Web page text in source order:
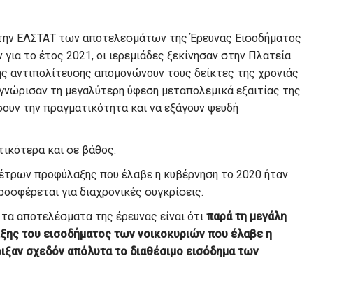
ΕΛΣΤΑΤ των αποτελεσμάτων της Έρευνας Εισοδήματος
το έτος 2021, οι ιερεμιάδες ξεκίνησαν στην Πλατεία
αντιπολίτευσης απομονώνουν τους δείκτες της χρονιάς
τη μεγαλύτερη ύφεση μεταπολεμικά εξαιτίας της
την πραγματικότητα και να εξάγουν ψευδή
και σε βάθος.
προφύλαξης που έλαβε η κυβέρνηση το 2020 ήταν
για διαχρονικές συγκρίσεις.
αποτελέσματα της έρευνας είναι ότι παρά τη μεγάλη
του εισοδήματος των νοικοκυριών που έλαβε η
σχεδόν απόλυτα το διαθέσιμο εισόδημα των